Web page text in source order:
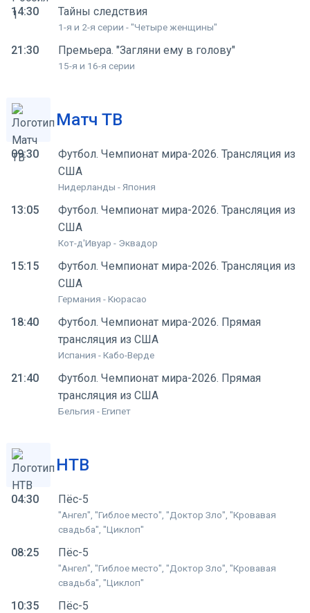
14:30 Тайны следствия
1-я и 2-я серии - "Четыре женщины"
21:30 Премьера. "Загляни ему в голову"
15-я и 16-я серии
Матч ТВ
09:30
Футбол. Чемпионат мира-2026. Трансляция из
США
Нидерланды - Япония
13:05
Футбол. Чемпионат мира-2026. Трансляция из
США
Кот-д'Ивуар - Эквадор
15:15
Футбол. Чемпионат мира-2026. Трансляция из
США
Германия - Кюрасао
18:40
Футбол. Чемпионат мира-2026. Прямая
трансляция из США
Испания - Кабо-Верде
21:40
Футбол. Чемпионат мира-2026. Прямая
трансляция из США
Бельгия - Египет
НТВ
04:30 Пёс-5
"Ангел", "Гиблое место", "Доктор Зло", "Кровавая
свадьба", "Циклоп"
08:25 Пёс-5
"Ангел", "Гиблое место", "Доктор Зло", "Кровавая
свадьба", "Циклоп"
10:35 Пёс-5